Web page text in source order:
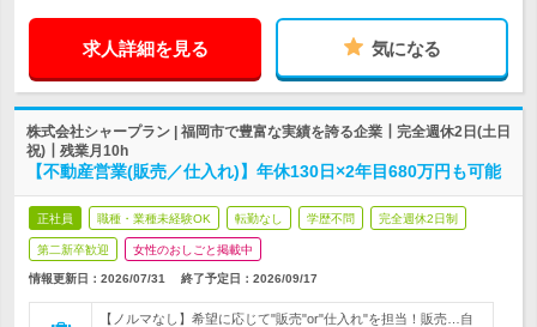
求人詳細を見る 気になる
株式会社シャープラン | 福岡市で豊富な実績を誇る企業┃完全週休2日(土日
祝)┃残業月10h
【不動産営業(販売／仕入れ)】年休130日×2年目680万円も可能
正社員 職種・業種未経験OK 転勤なし 学歴不問 完全週休2日制
第二新卒歓迎 女性のおしごと掲載中
情報更新日：2026/07/31 終了予定日： 2026/09/17
【ノルマなし】希望に応じて"販売"or"仕入れ"を担当！販売…自